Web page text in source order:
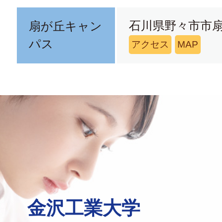
扇が丘キャン
パス
石川県野々市市
アクセス MAP
金沢工業大学